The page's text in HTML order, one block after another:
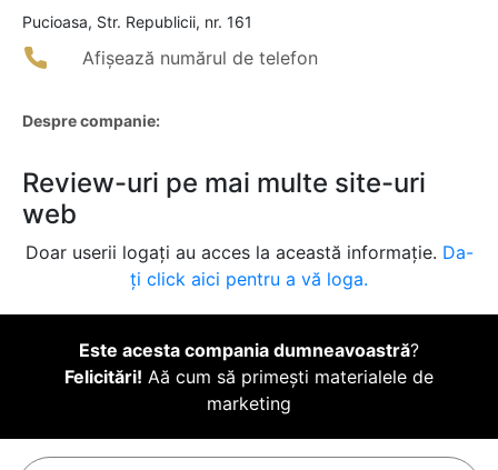
Pucioasa, Str. Republicii, nr. 161
Afișează numărul de telefon
Despre companie:
Review-uri pe mai multe site-uri
web
Doar userii logați au acces la această informație. Da-
ți click aici pentru a vă loga.
Este acesta compania dumneavoastră?
Felicitări! Aă cum să primești materialele de
marketing